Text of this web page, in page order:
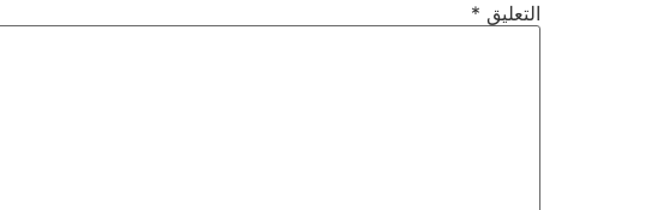
التعليق *